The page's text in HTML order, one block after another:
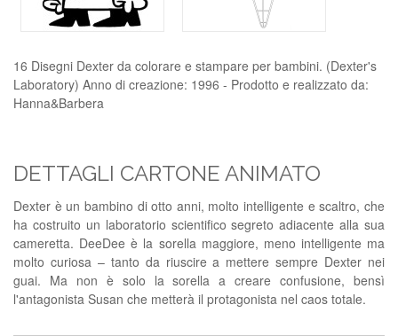
16 Disegni Dexter da colorare e stampare per bambini. (Dexter's
Laboratory) Anno di creazione: 1996 - Prodotto e realizzato da:
Hanna&Barbera
DETTAGLI CARTONE ANIMATO
Dexter è un bambino di otto anni, molto intelligente e scaltro, che
ha costruito un laboratorio scientifico segreto adiacente alla sua
cameretta. DeeDee è la sorella maggiore, meno intelligente ma
molto curiosa – tanto da riuscire a mettere sempre Dexter nei
guai. Ma non è solo la sorella a creare confusione, bensì
l'antagonista Susan che metterà il protagonista nel caos totale.